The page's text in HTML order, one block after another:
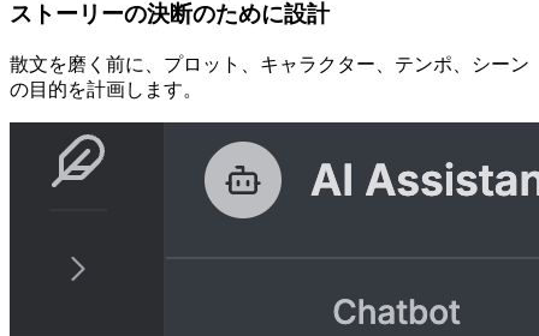
ストーリーの決断のために設計
散文を磨く前に、プロット、キャラクター、テンポ、シーン
の目的を計画します。